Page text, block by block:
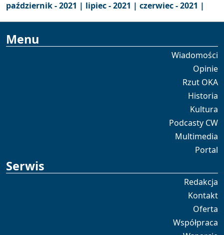
październik - 2021 | lipiec - 2021 | czerwiec - 2021 |
Menu
Wiadomości
Opinie
Rzut OKA
Historia
Kultura
Podcasty CW
Multimedia
Portal
Serwis
Redakcja
Kontakt
Oferta
Współpraca